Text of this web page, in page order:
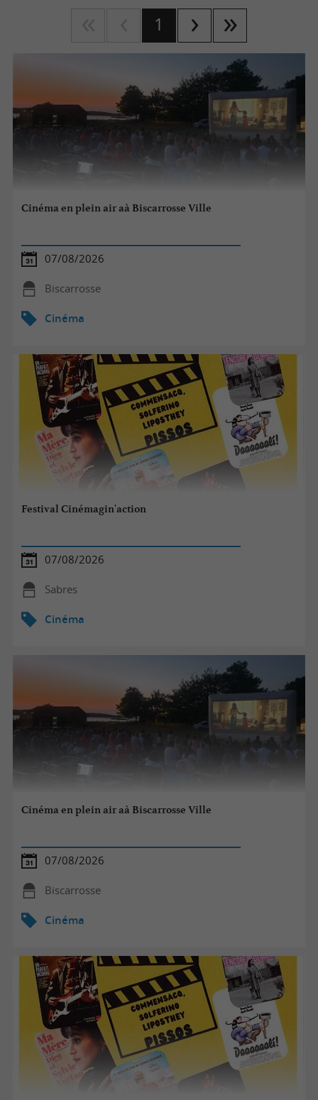
1
Cinéma en plein air aà Biscarrosse Ville
07/08/2026
Biscarrosse
Cinéma
Festival Cinémagin'action
07/08/2026
Sabres
Cinéma
Cinéma en plein air aà Biscarrosse Ville
07/08/2026
Biscarrosse
Cinéma